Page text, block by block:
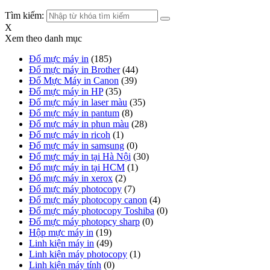
Tìm kiếm:
X
Xem theo danh mục
Đổ mực máy in (185)
Đổ mực máy in Brother (44)
Đổ Mực Máy in Canon (39)
Đổ mực máy in HP (35)
Đổ mực máy in laser màu (35)
Đổ mực máy in pantum (8)
Đổ mực máy in phun màu (28)
Đổ mực máy in ricoh (1)
Đổ mực máy in samsung (0)
Đổ mực máy in tại Hà Nội (30)
Đổ mực máy in tại HCM (1)
Đổ mực máy in xerox (2)
Đổ mực máy photocopy (7)
Đổ mực máy photocopy canon (4)
Đổ mực máy photocopy Toshiba (0)
Đổ mực máy photopcy sharp (0)
Hộp mực máy in (19)
Linh kiện máy in (49)
Linh kiện máy photocopy (1)
Linh kiện máy tính (0)